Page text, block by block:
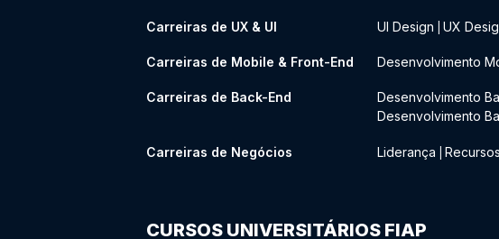
Carreiras de UX & UI UI Design UX
Carreiras de Mobile & Front-End Desenvolvimento
Carreiras de Back-End Desenvolvimento
Desenvolvimento
Carreiras de Negócios Liderança
CURSOS UNIVERSITÁRIOS FIAP